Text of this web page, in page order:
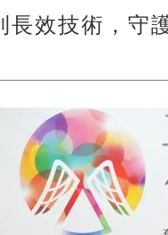
效技術，守